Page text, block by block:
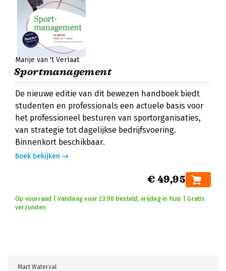
Marije van 't Verlaat
Sportmanagement
De nieuwe editie van dit bewezen handboek biedt
studenten en professionals een actuele basis voor
het professioneel besturen van sportorganisaties,
van strategie tot dagelijkse bedrijfsvoering.
Binnenkort beschikbaar.
Boek bekijken
€ 49,95
Op voorraad | Vandaag voor 23:00 besteld, vrijdag in huis | Gratis
verzonden
Mart Waterval